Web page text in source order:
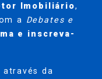
Imobiliário,
a Debates e
e inscreva-
da